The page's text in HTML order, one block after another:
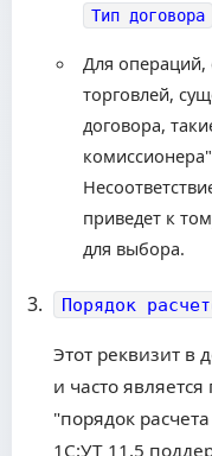
Тип договора
Для операций,
торговлей,
договора,
приведет к
для выбора.
Порядок
Этот реквизит в
и часто
"порядок
1С:УТ 11.5